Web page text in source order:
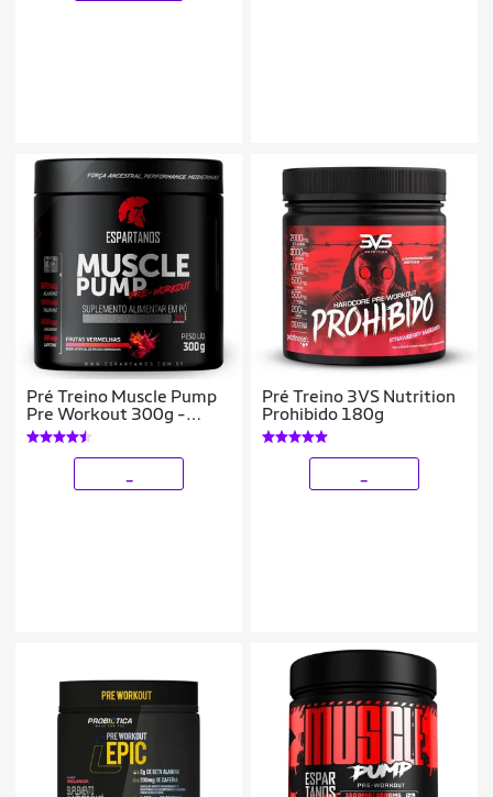
Pré Treino Muscle Pump
Pre Workout 300g -
Espartanos
Pré Treino 3VS Nutrition
Prohibido 180g